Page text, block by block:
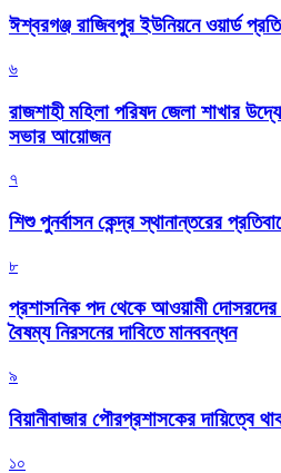
ঈশ্বরগঞ্জ রাজিবপুর ইউনিয়নে ওয়ার্ড
৬
রাজশাহী মহিলা পরিষদ জেলা শাখার
সভার আয়োজন
৭
শিশু পুনর্বাসন কেন্দ্র স্থানান্তরের
৮
প্রশাসনিক পদ থেকে আওয়ামী দোসরদের
বৈষম্য নিরসনের দাবিতে মানববন্ধন
৯
বিয়ানীবাজার পৌরপ্রশাসকের দায়িত্বে
১০